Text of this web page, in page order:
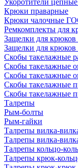
Укоротители
Крюки праварные
Крюки чалочные
Ремкомплекты для
Защелки для
Защелки для
Скобы такелажные
Скобы такелажные
Скобы такелажные
Скобы такелажные
Скобы такелажные
Талрепы
Рым-болты
Рым-гайки
Талрепы вилка-
Талрепы вилка-
Талрепы кольцо-
Талрепы крюк-